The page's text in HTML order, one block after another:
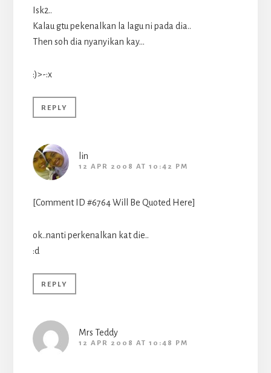
Isk2..
Kalau gtu pekenalkan la lagu ni pada dia..
Then soh dia nyanyikan kay…
:)>-:x
REPLY
lin
12 APR 2008 AT 10:42 PM
[Comment ID #6764 Will Be Quoted Here]
ok..nanti perkenalkan kat die..
:d
REPLY
Mrs Teddy
12 APR 2008 AT 10:48 PM